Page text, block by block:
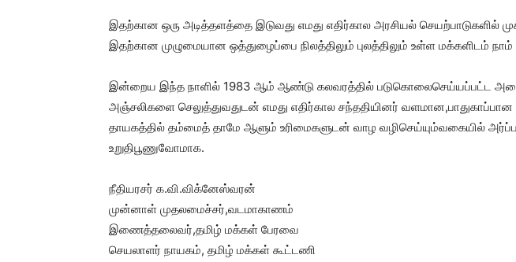
இதற்கான ஒரு அடித்தளத்தை இடுவது எமது எதிர்கால அரசியல் செயற்பாடுகளில்
இதற்கான முழுமையான ஒத்துழைப்பை நிலத்திலும் புலத்திலும் உள்ள மக்களிடம்
இன்றைய இந்த நாளில் 1983 ஆம் ஆண்டு கலவரத்தில் படுகொலைசெய்யப்பட்ட
அஞ்சலிகளை செலுத்துவதுடன் எமது எதிர்கால சந்ததியினர் வளமான,பாதுகாப்பான
தாயகத்தில் தம்மைத் தாமே ஆளும் உரிமைகளுடன் வாழ வழிசெய்யும்வகையில்
உறுதிபூணுவோமாக.
நீதியரசர் க.வி.விக்னேஸ்வரன்
முன்னாள் முதலமைச்சர்,வடமாகாணம்
இணைத்தலைவர்,தமிழ் மக்கள் பேரவை
செயலாளர் நாயகம், தமிழ் மக்கள் கூட்டணி